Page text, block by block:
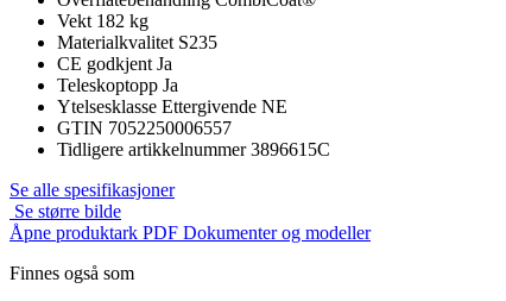
Vekt 182 kg
Materialkvalitet S235
CE godkjent Ja
Teleskoptopp Ja
Ytelsesklasse Ettergivende NE
GTIN 7052250006557
Tidligere artikkelnummer 3896615C
Se alle spesifikasjoner
Se større bilde
Åpne produktark PDF Dokumenter og modeller
Finnes også som